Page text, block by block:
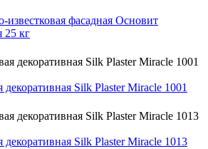
фасадная Основит
25 кг
Silk Plaster Miracle 1001
Silk Plaster Miracle 1013